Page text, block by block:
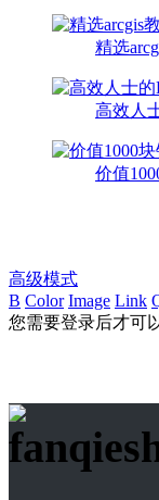
精选
高效人
价值
高级模式
B Color Image Link
您需要登录后才可